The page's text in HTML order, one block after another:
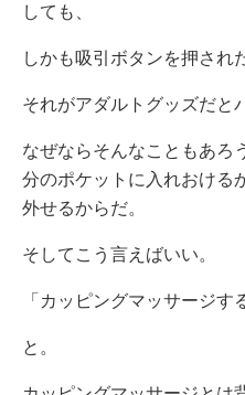
しても、
しかも吸引ボタンを押され
それがアダルトグッズだと
なぜならそんなこともあろ
分のポケットに入れおける
外せるからだ。
そしてこう言えばいい。
「カッピングマッサージす
と。